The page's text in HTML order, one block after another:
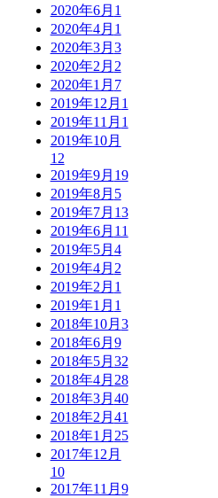
2020年6月 1
2020年4月 1
2020年3月 3
2020年2月 2
2020年1月 7
2019年12月 1
2019年11月 1
2019年10月
12
2019年9月 19
2019年8月 5
2019年7月 13
2019年6月 11
2019年5月 4
2019年4月 2
2019年2月 1
2019年1月 1
2018年10月 3
2018年6月 9
2018年5月 32
2018年4月 28
2018年3月 40
2018年2月 41
2018年1月 25
2017年12月
10
2017年11月 9